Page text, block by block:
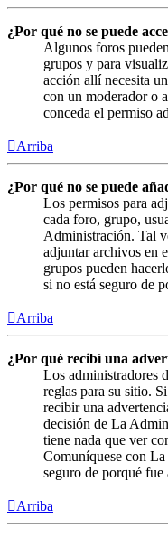
¿Por qué no se puede
Algunos foros
grupos y para
acción allí necesita
con un moderador o
conceda el permiso
Arriba
¿Por qué no se puede
Los permisos para
cada foro, grupo,
Administración. Tal
adjuntar archivos en
grupos pueden
si no está seguro de
Arriba
¿Por qué recibí una
Los administradores
reglas para su sitio.
recibir una
decisión de La
tiene nada que ver
Comuníquese con
seguro de porqué fue
Arriba